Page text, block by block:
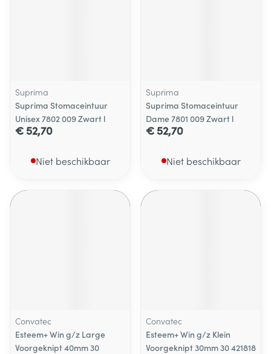
Suprima
Suprima Stomaceintuur
Unisex 7802 009 Zwart l
€ 52,70
Niet beschikbaar
Suprima
Suprima Stomaceintuur
Dame 7801 009 Zwart l
€ 52,70
Niet beschikbaar
Convatec
Esteem+ Win g/z Large
Voorgeknipt 40mm 30
Convatec
Esteem+ Win g/z Klein
Voorgeknipt 30mm 30 421818